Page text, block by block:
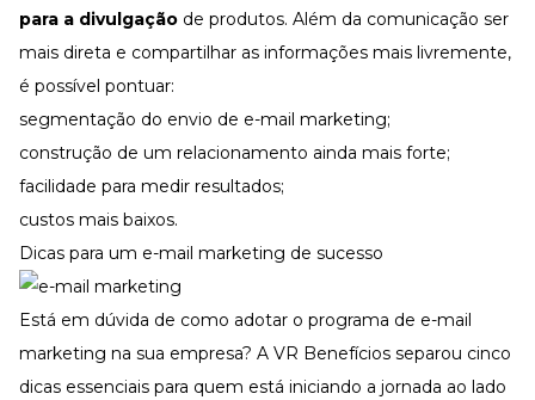
para a divulgação de produtos. Além da comunicação ser
mais direta e compartilhar as informações mais livremente,
é possível pontuar:
segmentação do envio de e-mail marketing;
construção de um relacionamento ainda mais forte;
facilidade para medir resultados;
custos mais baixos.
Dicas para um e-mail marketing de sucesso
Está em dúvida de como adotar o programa de e-mail
marketing na sua empresa? A VR Benefícios separou cinco
dicas essenciais para quem está iniciando a jornada ao lado